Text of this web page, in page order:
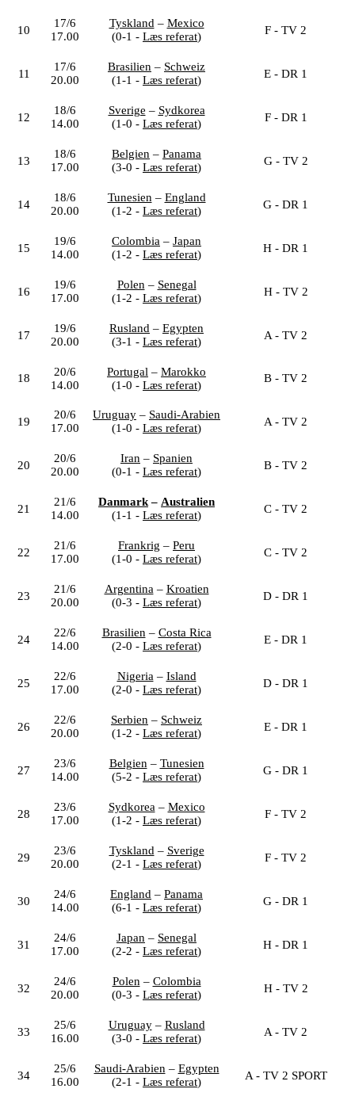
10
17/6
17.00
Tyskland – Mexico
(0-1 - Læs referat) F - TV 2
11
17/6
20.00
Brasilien – Schweiz
(1-1 - Læs referat) E - DR 1
12
18/6
14.00
Sverige – Sydkorea
(1-0 - Læs referat) F - DR 1
13
18/6
17.00
Belgien – Panama
(3-0 - Læs referat) G - TV 2
14
18/6
20.00
Tunesien – England
(1-2 - Læs referat) G - DR 1
15
19/6
14.00
Colombia – Japan
(1-2 - Læs referat) H - DR 1
16
19/6
17.00
Polen – Senegal
(1-2 - Læs referat) H - TV 2
17
19/6
20.00
Rusland – Egypten
(3-1 - Læs referat) A - TV 2
18
20/6
14.00
Portugal – Marokko
(1-0 - Læs referat)
B - TV 2
19
20/6
17.00
Uruguay – Saudi-Arabien
(1-0 - Læs referat) A - TV 2
20
20/6
20.00
Iran – Spanien
(0-1 - Læs referat) B - TV 2
21
21/6
14.00
Danmark– Australien
(1-1 - Læs referat) C - TV 2
22
21/6
17.00
Frankrig – Peru
(1-0 - Læs referat) C - TV 2
23
21/6
20.00
Argentina – Kroatien
(0-3 - Læs referat) D - DR 1
24
22/6
14.00
Brasilien – Costa Rica
(2-0 - Læs referat) E - DR 1
25
22/6
17.00
Nigeria – Island
(2-0 - Læs referat) D - DR 1
26
22/6
20.00
Serbien – Schweiz
(1-2 - Læs referat) E - DR 1
27
23/6
14.00
Belgien – Tunesien
(5-2 - Læs referat) G - DR 1
28
23/6
17.00
Sydkorea – Mexico
(1-2 - Læs referat) F - TV 2
29
23/6
20.00
Tyskland – Sverige
(2-1 - Læs referat) F - TV 2
30
24/6
14.00
England – Panama
(6-1 - Læs referat) G - DR 1
31
24/6
17.00
Japan – Senegal
(2-2 - Læs referat) H - DR 1
32
24/6
20.00
Polen – Colombia
(0-3 - Læs referat) H - TV 2
33
25/6
16.00
Uruguay– Rusland
(3-0 - Læs referat) A - TV 2
34
25/6
16.00
Saudi-Arabien – Egypten
(2-1 - Læs referat) A - TV 2 SPORT